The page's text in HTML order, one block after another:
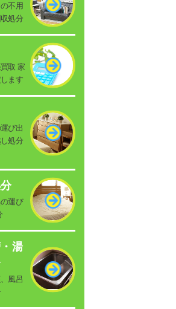
不用
処分
取 家
ます
び出
処分
運び
湯
風呂